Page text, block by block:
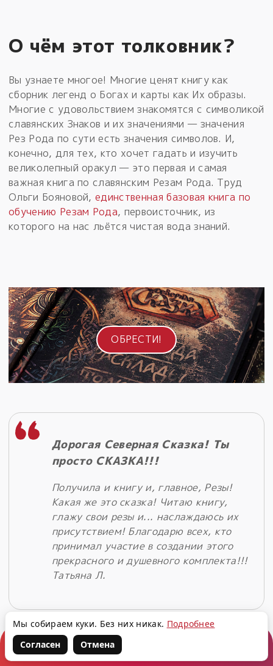
Корзина Войти
О чём этот толковник?
Вы узнаете многое! Многие ценят книгу как
сборник легенд о Богах и карты как Их образы.
Многие с удовольствием знакомятся с символикой
славянских Знаков и их значениями — значения
Рез Рода по сути есть значения символов. И,
конечно, для тех, кто хочет гадать и изучить
великолепный оракул — это первая и самая
важная книга по славянским Резам Рода. Труд
Ольги Бояновой,единственная базовая книга по
обучению Резам Рода, первоисточник, из
которого на нас льётся чистая вода знаний.
ОБРЕСТИ!
Дорогая Северная Сказка! Ты
просто СКАЗКА!!!
Получила и книгу и, главное, Резы!
Какая же это сказка! Читаю книгу,
глажу свои резы и... наслаждаюсь их
присутствием! Благодарю всех, кто
принимал участие в создании этого
прекрасного и душевного комплекта!!!
Татьяна Л.
Мы собираем куки. Без них никак. Подробнее
Согласен
Отмена